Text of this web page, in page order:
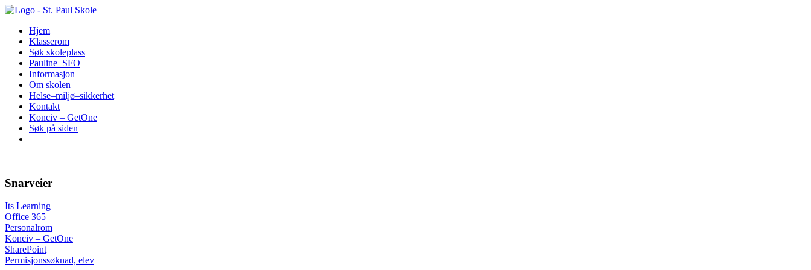
Hopp
innholdHjem
Klasserom
Søk skoleplass
Pauline–SFO
Informasjon
Om skolen
Helse–miljø–sikkerhet
Kontakt
Konciv – GetOne
Søk på siden
Snarveier
Its Learning
Office 365
Personalrom
Konciv – GetOne
SharePoint
Permisjonssøknad, elev